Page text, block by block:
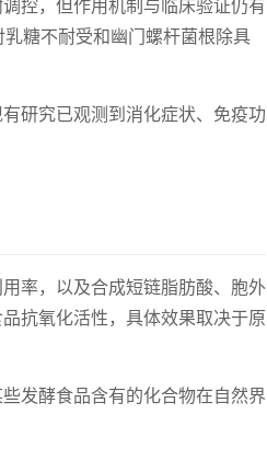
控，但作用机制与临床验证仍有
糖不耐受和幽门螺杆菌根除具
研究已观测到消化症状、免疫功
率，以及合成短链脂肪酸、胞外
抗氧化活性，具体效果取决于原
发酵食品含有的化合物在自然界